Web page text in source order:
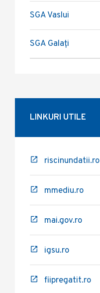
SGA Vaslui
SGA Galați
LINKURI UTILE
riscinundatii.ro
mmediu.ro
mai.gov.ro
igsu.ro
fiipregatit.ro